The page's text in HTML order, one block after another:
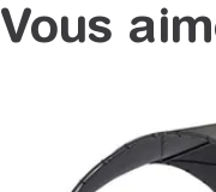
Vous